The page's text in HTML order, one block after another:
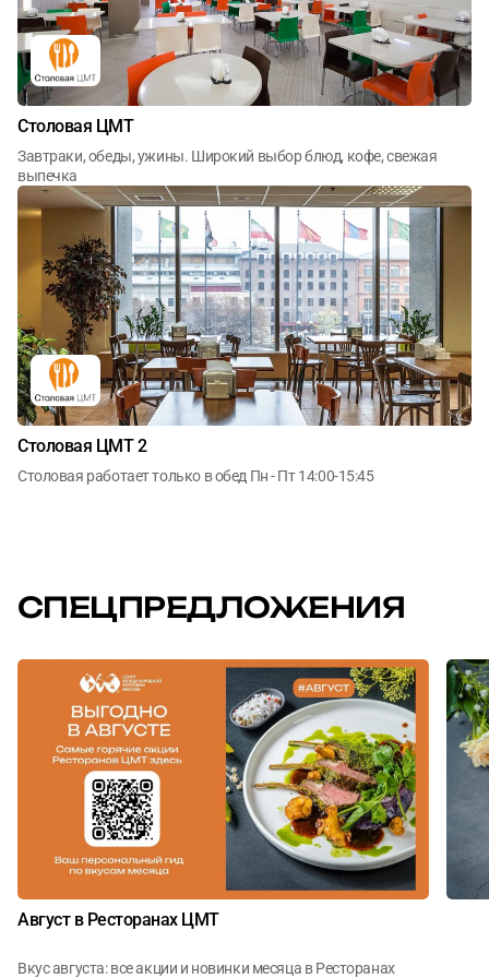
Бары
Кофейни
Летние веранды
Столовая ЦМТ
Завтраки, обеды, ужины. Широкий выбор блюд, кофе, свежая
выпечка
Столовая ЦМТ 2
Столовая работает только в обед Пн - Пт 14:00-15:45
СПЕЦПРЕДЛОЖЕНИЯ
Август в Ресторанах ЦМТ
Вкус августа: все акции и новинки месяца в Ресторанах